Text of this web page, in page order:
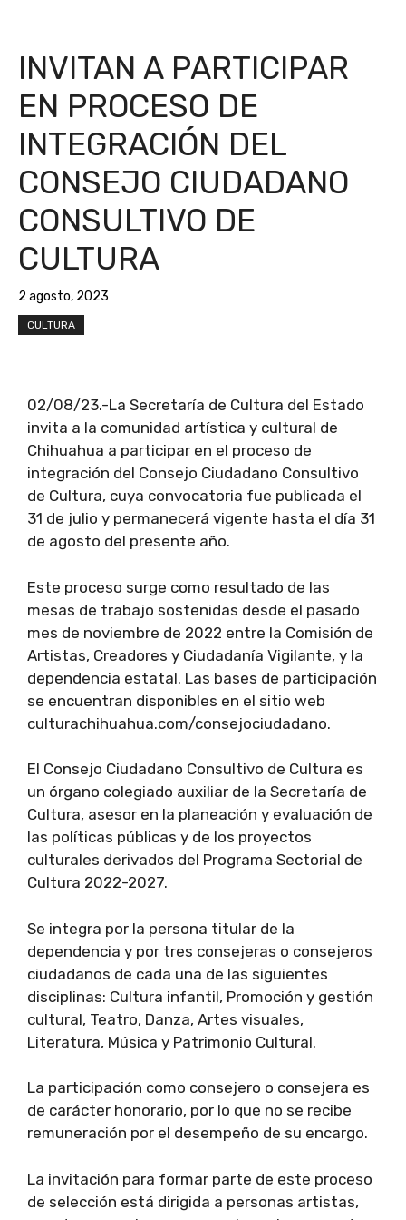
INVITAN A PARTICIPAR
EN PROCESO DE
INTEGRACIÓN DEL
CONSEJO CIUDADANO
CONSULTIVO DE
CULTURA
2 agosto, 2023
CULTURA
02/08/23.-La Secretaría de Cultura del Estado
invita a la comunidad artística y cultural de
Chihuahua a participar en el proceso de
integración del Consejo Ciudadano Consultivo
de Cultura, cuya convocatoria fue publicada el
31 de julio y permanecerá vigente hasta el día 31
de agosto del presente año.
Este proceso surge como resultado de las
mesas de trabajo sostenidas desde el pasado
mes de noviembre de 2022 entre la Comisión de
Artistas, Creadores y Ciudadanía Vigilante, y la
dependencia estatal. Las bases de participación
se encuentran disponibles en el sitio web
culturachihuahua.com/consejociudadano.
El Consejo Ciudadano Consultivo de Cultura es
un órgano colegiado auxiliar de la Secretaría de
Cultura, asesor en la planeación y evaluación de
las políticas públicas y de los proyectos
culturales derivados del Programa Sectorial de
Cultura 2022-2027.
Se integra por la persona titular de la
dependencia y por tres consejeras o consejeros
ciudadanos de cada una de las siguientes
disciplinas: Cultura infantil, Promoción y gestión
cultural, Teatro, Danza, Artes visuales,
Literatura, Música y Patrimonio Cultural.
La participación como consejero o consejera es
de carácter honorario, por lo que no se recibe
remuneración por el desempeño de su encargo.
La invitación para formar parte de este proceso
de selección está dirigida a personas artistas,